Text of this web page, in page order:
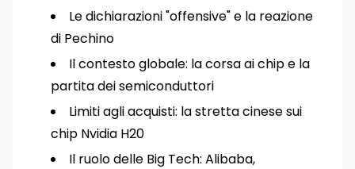
Le dichiarazioni "offensive" e la reazione
di Pechino
Il contesto globale: la corsa ai chip e la
partita dei semiconduttori
Limiti agli acquisti: la stretta cinese sui
chip Nvidia H20
Il ruolo delle Big Tech: Alibaba,